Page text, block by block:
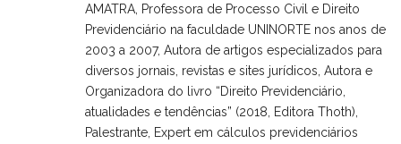
AMATRA, Professora de Processo Civil e Direito
Previdenciário na faculdade UNINORTE nos anos de
2003 a 2007, Autora de artigos especializados para
diversos jornais, revistas e sites jurídicos, Autora e
Organizadora do livro “Direito Previdenciário,
atualidades e tendências” (2018, Editora Thoth),
Palestrante, Expert em cálculos previdenciários